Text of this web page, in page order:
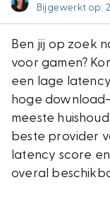
Bijgewerkt op:
Ben jij op zoek
voor gamen?
een lage
hoge
meeste
beste provider
latency score
overal